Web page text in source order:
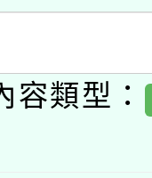
吃得安
同仁踴
第2次
告(無人
行動站研
度閱讀
類型：